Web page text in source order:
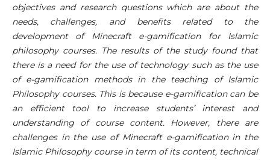
objectives and research questions which are about the
needs, challenges, and benefits related to the
development of Minecraft e-gamification for Islamic
philosophy courses. The results of the study found that
there is a need for the use of technology such as the use
of e-gamification methods in the teaching of Islamic
Philosophy courses. This is because e-gamification can be
an efficient tool to increase students’ interest and
understanding of course content. However, there are
challenges in the use of Minecraft e-gamification in the
Islamic Philosophy course in term of its content, technical